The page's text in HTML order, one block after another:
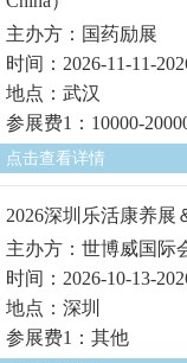
主办方：国药励展
时间：2026-11-11-
地点：武汉
参展费1：10000-
点击查看详情
2026深圳乐活康养展
主办方：世博威国际
时间：2026-10-13-
地点：深圳
参展费1：其他